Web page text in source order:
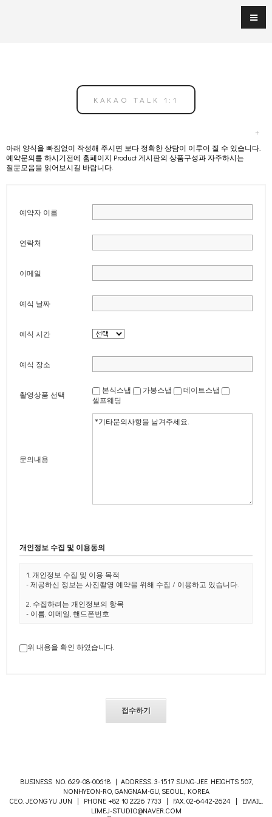
KAKAO TALK 1:1
아래 양식을 빠짐없이 작성해 주시면 보다 정확한 상담이 이루어 질 수 있습니다.
예약문의를 하시기전에 홈페이지 Product 게시판의 상품구성과 자주하시는
질문모음을 읽어보시길 바랍니다.
예약자 이름
연락처
이메일
예식 날짜
예식 시간
예식 장소
촬영상품 선택 본식스냅 가봉스냅
데이트스냅
셀프웨딩
문의내용
개인정보 수집 및 이용동의
1. 개인정보 수집 및 이용 목적
- 제공하신 정보는 사진촬영 예약을 위해 수집 / 이용하고 있습니다.
2. 수집하려는 개인정보의 항목
- 이름, 이메일, 핸드폰번호
- 문의하시는 분의 정보는 5년간 보유합니다.
- (관련법령 : 계약 또는 청약철회 등에 관한 기록 : 5년)
- 본 개인정보 수집에 대하여 거부하시는 경우, 촬영 예약이 불가능할
위 내용을 확인 하였습니다.
BUSINESS NO. 629-08-00618 | ADDRESS. 3-1517 SUNG-JEE HEIGHTS 507,
NONHYEON-RO, GANGNAM-GU, SEOUL, KOREA
CEO. JEONG YU JUN | PHONE +82 10 2226 7733 | FAX. 02-6442-2624 | EMAIL.
LIMEJ-STUDIO@NAVER.COM